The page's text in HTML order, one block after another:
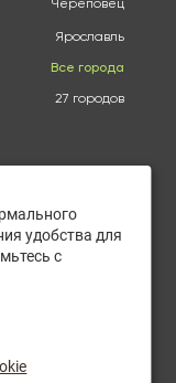
Череповец
Ярославль
Все города
27 городов
использования
файлов cookie
на обработку
удобства для
с